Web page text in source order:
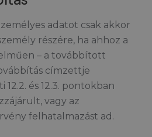
adatot csak akkor
részére, ha ahhoz a
– a továbbított
címzettje
és 12.3. pontokban
vagy az
felhatalmazást ad.